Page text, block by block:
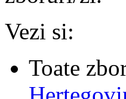
Vezi si:
Toate